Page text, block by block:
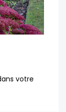
votre